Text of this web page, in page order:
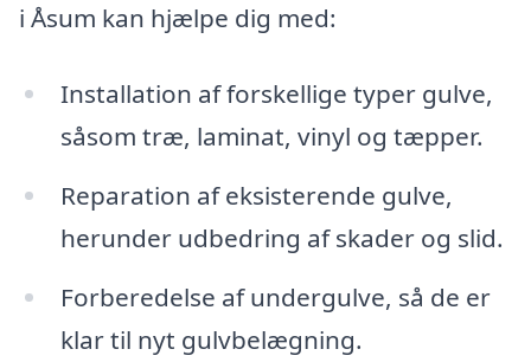
i Åsum kan hjælpe dig med:
Installation af forskellige typer gulve,
såsom træ, laminat, vinyl og tæpper.
Reparation af eksisterende gulve,
herunder udbedring af skader og slid.
Forberedelse af undergulve, så de er
klar til nyt gulvbelægning.